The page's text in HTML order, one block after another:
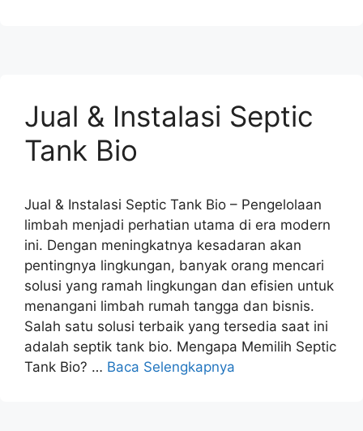
Jual & Instalasi Septic
Tank Bio
Jual & Instalasi Septic Tank Bio – Pengelolaan
limbah menjadi perhatian utama di era modern
ini. Dengan meningkatnya kesadaran akan
pentingnya lingkungan, banyak orang mencari
solusi yang ramah lingkungan dan efisien untuk
menangani limbah rumah tangga dan bisnis.
Salah satu solusi terbaik yang tersedia saat ini
adalah septik tank bio. Mengapa Memilih Septic
Tank Bio? … Baca Selengkapnya